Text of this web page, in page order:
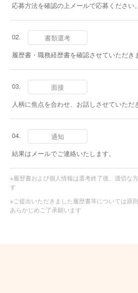
応募方法を確認の上メールで応募ください。
書類選考
履歴書・職務経歴書を確認させていただき
面接
人柄に焦点を合わせ、お話しさせていただ
通知
結果はメールでご連絡いたします。
※履歴書および個人情報は選考終了後、適切な
す
※ご提出いただきました履歴書等については原
あらかじめご了承願います